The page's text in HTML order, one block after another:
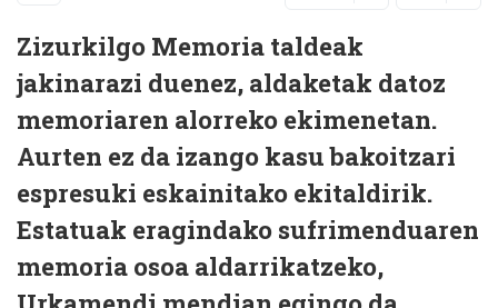
Zizurkilgo Memoria taldeak
jakinarazi duenez, aldaketak datoz
memoriaren alorreko ekimenetan.
Aurten ez da izango kasu bakoitzari
espresuki eskainitako ekitaldirik.
Estatuak eragindako sufrimenduaren
memoria osoa aldarrikatzeko,